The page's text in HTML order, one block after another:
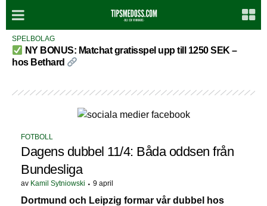
SPELBOLAG
NY BONUS: Matchat gratisspel upp till 1250 SEK –
hos Bethard
FOTBOLL
Dagens dubbel 11/4: Båda oddsen från
Bundesliga
av Kamil Sytniowski 9 april
Dortmund och Leipzig formar vår dubbel hos